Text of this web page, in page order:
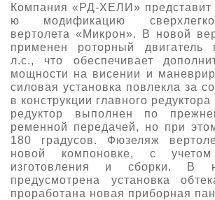
Компания «РД-ХЕЛИ» представит
ю модификацию
вертолета «Микрон». В новой
применен роторный двигатель
л.с., что обеспечивает
мощности на висении и
силовая установка повлекла за
в конструкции главного
редуктор выполнен по
ременной передачей, но при
180 градусов. Фюзеляж
новой компоновке, с учетом
изготовления и сборки. В
предусмотрена установка
проработана новая приборная